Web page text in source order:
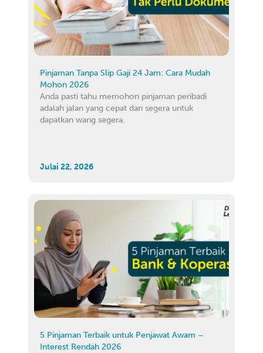
Pinjaman Tanpa Slip Gaji 24 Jam: Cara Mudah
Mohon 2026
Anda pasti tahu memohon pinjaman peribadi
adalah jalan yang cepat dan segera untuk
dapatkan wang segera.
Julai 22, 2026
5 Pinjaman Terbaik untuk Penjawat Awam –
Interest Rendah 2026